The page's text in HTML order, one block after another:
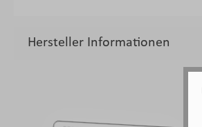
Hersteller Informationen